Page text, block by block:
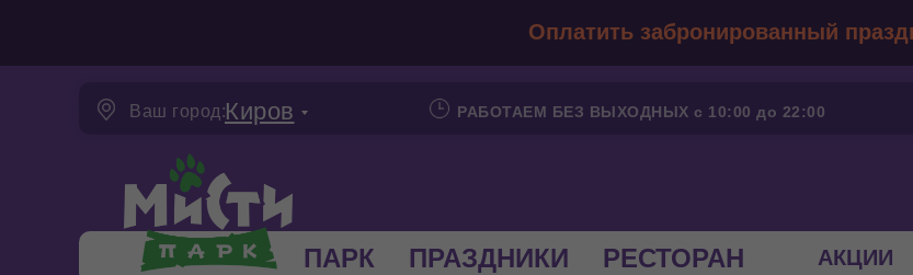
Оплатить забронированный
Киров РАБОТАЕМ БЕЗ ВЫХОДНЫХ с 10:00 до 22:00
Ваш город:
ПАРК ПРАЗДНИКИ РЕСТОРАН АКЦИИ